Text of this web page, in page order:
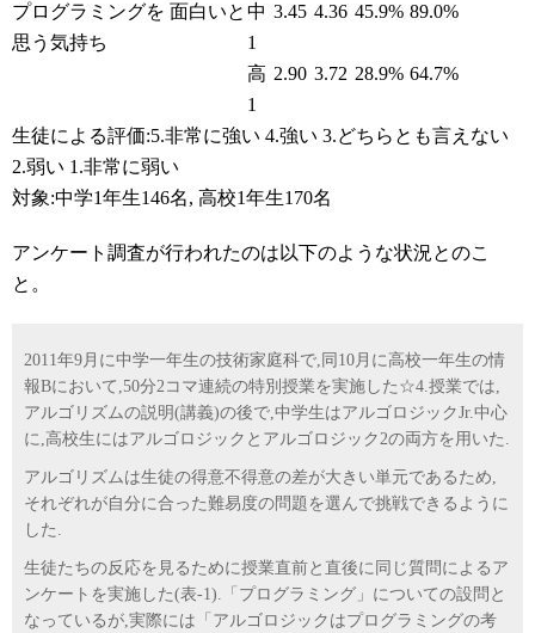
プログラミングを 面白いと
思う気持ち
中
1
3.45 4.36 45.9% 89.0%
高
1
2.90 3.72 28.9% 64.7%
生徒による評価:5.非常に強い 4.強い 3.どちらとも言えない
2.弱い 1.非常に弱い
対象:中学1年生146名, 高校1年生170名
アンケート調査が行われたのは以下のような状況とのこ
と。
2011年9月に中学一年生の技術家庭科で,同10月に高校一年生の情
報Bにおいて,50分2コマ連続の特別授業を実施した☆4.授業では,
アルゴリズムの説明(講義)の後で,中学生はアルゴロジックJr.中心
に,高校生にはアルゴロジックとアルゴロジック2の両方を用いた.
アルゴリズムは生徒の得意不得意の差が大きい単元であるため,
それぞれが自分に合った難易度の問題を選んで挑戦できるように
した.
生徒たちの反応を見るために授業直前と直後に同じ質問によるア
ンケートを実施した(表-1).「プログラミング」についての設問と
なっているが,実際には「アルゴロジックはプログラミングの考